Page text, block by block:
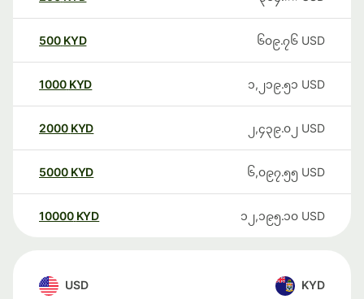
500 KYD ၆၀၉.၇၆ USD
1000 KYD ၁,၂၁၉.၅၁ USD
2000 KYD ၂,၄၃၉.၀၂ USD
5000 KYD ၆,၀၉၇.၅၅ USD
10000 KYD ၁၂,၁၉၅.၁၀ USD
USD KYD